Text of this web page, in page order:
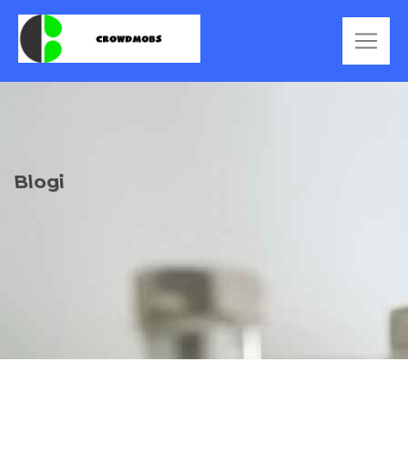
Blogi